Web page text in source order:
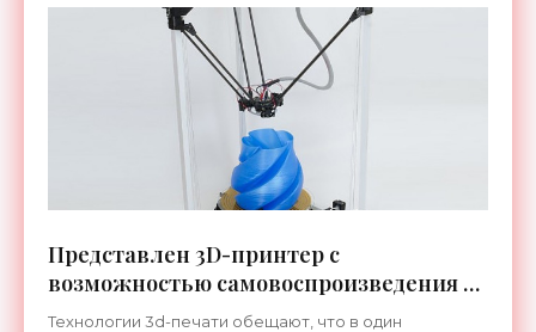
Представлен 3D-принтер с
возможностью самовоспроизведения -
«Технологии»
Технологии 3d-печати обещают, что в один